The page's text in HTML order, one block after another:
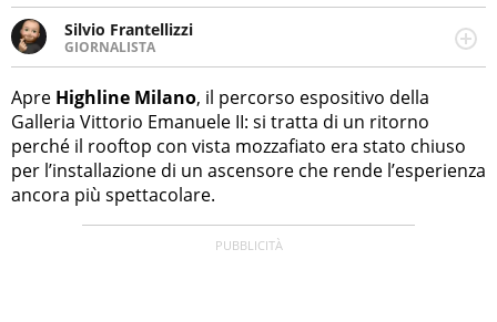
Silvio Frantellizzi
GIORNALISTA
Giornalista pubblicista. Da oltre dieci anni si occupa di
informazione sul web, scrivendo di sport, attualità,
cronaca, motori, spettacolo e videogame.
Apre Highline Milano, il percorso espositivo della
Galleria Vittorio Emanuele II: si tratta di un ritorno
perché il rooftop con vista mozzafiato era stato chiuso
per l’installazione di un ascensore che rende l’esperienza
ancora più spettacolare.